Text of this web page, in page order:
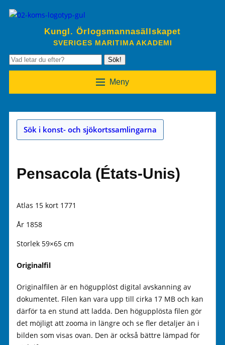
Kungl. Örlogsmannasällskapet
SVERIGES MARITIMA AKADEMI
Sök!
Meny
Sök i konst- och sjökortssamlingarna
Pensacola (États-Unis)
Atlas 15 kort 1771
År 1858
Storlek 59×65 cm
Originalfil
Originalfilen är en högupplöst digital avskanning av
dokumentet. Filen kan vara upp till cirka 17 MB och kan
därför ta en stund att ladda. Den högupplösta filen gör
det möjligt att zooma in längre och se fler detaljer än i
bilden som visas ovan. Den är också bättre lämpad för